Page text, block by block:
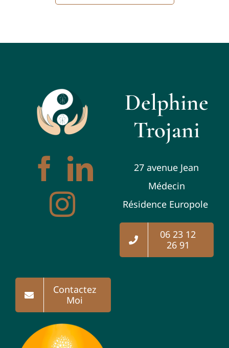
Delphine
Trojani
27 avenue Jean
Médecin
Résidence Europole
06 23 12
26 91
Contactez
Moi